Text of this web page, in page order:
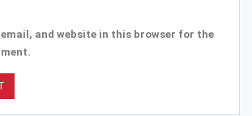
email, and website in this browser for the